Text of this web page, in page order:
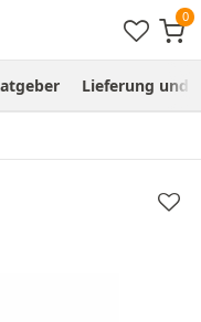
Lieferung und